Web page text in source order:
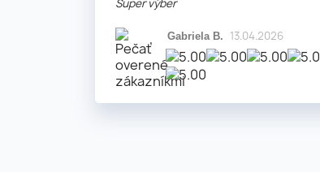
Super výber
Gabriela B. 13.04.2026